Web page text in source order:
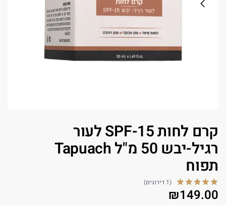
קרם לחות SPF-15 לעור
רגיל-יבש 50 מ"ל Tapuach
תפוח
(1 דירוגים)
₪149.00